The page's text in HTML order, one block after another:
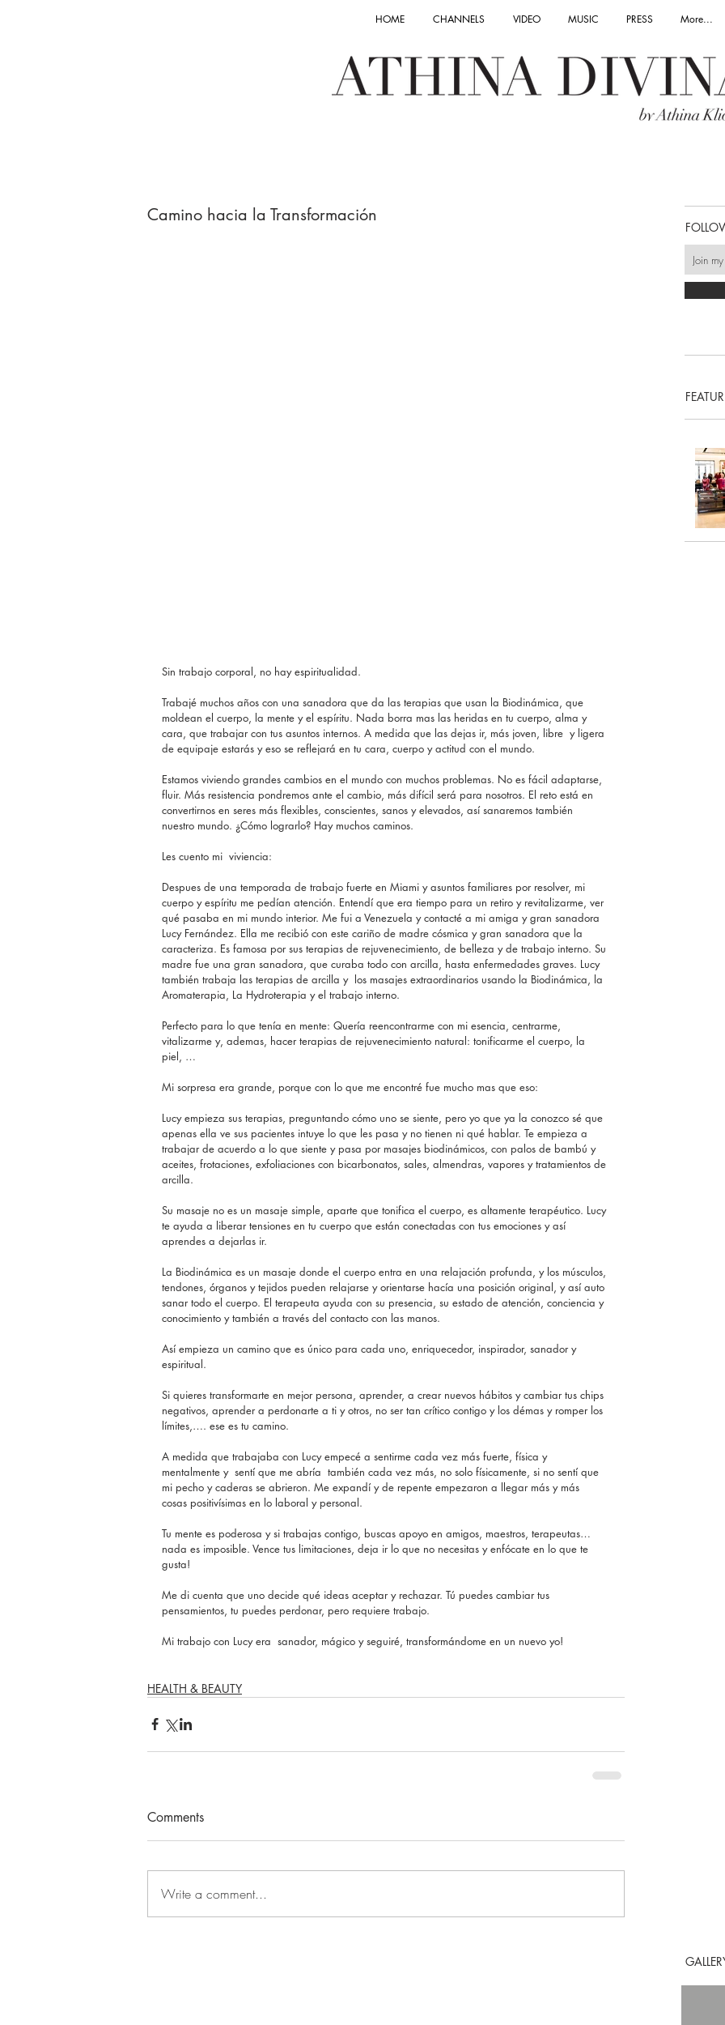
HOME CHANNELS VIDEO MUSIC PRESS More...
Camino hacia la Transformación
Sin trabajo corporal, no hay espiritualidad.
Trabajé muchos años con una sanadora que da las terapias que usan la Biodinámica, que
moldean el cuerpo, la mente y el espíritu. Nada borra mas las heridas en tu cuerpo, alma y
cara, que trabajar con tus asuntos internos. A medida que las dejas ir, más joven, libre  y ligera
de equipaje estarás y eso se reflejará en tu cara, cuerpo y actitud con el mundo.
Estamos viviendo grandes cambios en el mundo con muchos problemas. No es fácil adaptarse,
fluir. Más resistencia pondremos ante el cambio, más difícil será para nosotros. El reto está en
convertirnos en seres más flexibles, conscientes, sanos y elevados, así sanaremos también
nuestro mundo. ¿Cómo lograrlo? Hay muchos caminos.
Les cuento mi  viviencia:
Despues de una temporada de trabajo fuerte en Miami y asuntos familiares por resolver, mi
cuerpo y espíritu me pedían atención. Entendí que era tiempo para un retiro y revitalizarme, ver
qué pasaba en mi mundo interior. Me fui a Venezuela y contacté a mi amiga y gran sanadora
Lucy Fernández. Ella me recibió con este cariño de madre cósmica y gran sanadora que la
caracteriza. Es famosa por sus terapias de rejuvenecimiento, de belleza y de trabajo interno. Su
madre fue una gran sanadora, que curaba todo con arcilla, hasta enfermedades graves. Lucy
también trabaja las terapias de arcilla y  los masajes extraordinarios usando la Biodinámica, la
Aromaterapia, La Hydroterapia y el trabajo interno.
Perfecto para lo que tenía en mente: Quería reencontrarme con mi esencia, centrarme,
vitalizarme y, ademas, hacer terapias de rejuvenecimiento natural: tonificarme el cuerpo, la
piel, …
Mi sorpresa era grande, porque con lo que me encontré fue mucho mas que eso:
Lucy empieza sus terapias, preguntando cómo uno se siente, pero yo que ya la conozco sé que
apenas ella ve sus pacientes intuye lo que les pasa y no tienen ni qué hablar. Te empieza a
trabajar de acuerdo a lo que siente y pasa por masajes biodinámicos, con palos de bambú y
aceites, frotaciones, exfoliaciones con bicarbonatos, sales, almendras, vapores y tratamientos de
arcilla.
Su masaje no es un masaje simple, aparte que tonifica el cuerpo, es altamente terapéutico. Lucy
te ayuda a liberar tensiones en tu cuerpo que están conectadas con tus emociones y así
aprendes a dejarlas ir.
La Biodinámica es un masaje donde el cuerpo entra en una relajación profunda, y los músculos,
tendones, órganos y tejidos pueden relajarse y orientarse hacía una posición original, y así auto
sanar todo el cuerpo. El terapeuta ayuda con su presencia, su estado de atención, conciencia y
conocimiento y también a través del contacto con las manos.
Así empieza un camino que es único para cada uno, enriquecedor, inspirador, sanador y
espiritual.
Si quieres transformarte en mejor persona, aprender, a crear nuevos hábitos y cambiar tus chips
negativos, aprender a perdonarte a ti y otros, no ser tan crítico contigo y los démas y romper los
límites,…. ese es tu camino.
A medida que trabajaba con Lucy empecé a sentirme cada vez más fuerte, física y
mentalmente y  sentí que me abría  también cada vez más, no solo físicamente, si no sentí que
mi pecho y caderas se abrieron. Me expandí y de repente empezaron a llegar más y más
cosas positivísimas en lo laboral y personal.
Tu mente es poderosa y si trabajas contigo, buscas apoyo en amigos, maestros, terapeutas…
nada es imposible. Vence tus limitaciones, deja ir lo que no necesitas y enfócate en lo que te
gusta!
Me di cuenta que uno decide qué ideas aceptar y rechazar. Tú puedes cambiar tus
pensamientos, tu puedes perdonar, pero requiere trabajo.
Mi trabajo con Lucy era  sanador, mágico y seguiré, transformándome en un nuevo yo!
HEALTH & BEAUTY
Comments
Write a comment...